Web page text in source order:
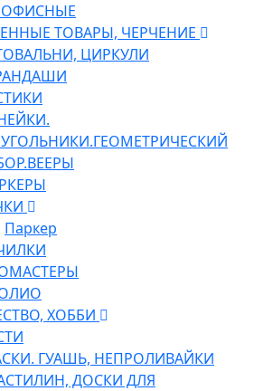
ТОВАРЫ, ЧЕРЧЕНИЕ
ЦИРКУЛИ
Паркер
ХОББИ
ГУАШЬ, НЕПРОЛИВАЙКИ
ДОСКИ ДЛЯ